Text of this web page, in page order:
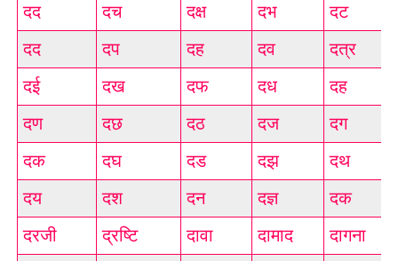
दद
दच दक्ष दभ
दट
दद
दप दह दव
दत्र
दई
दख दफ दध
दह
दण
दछ दठ दज
दग
दक
दघ दड दझ
दथ
दय
दश दन दज्ञ
दक
दरजी
द्रष्टि दावा दामाद
दागना